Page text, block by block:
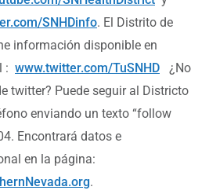
SNHDinfo. El Distrito de
información disponible en
: www.twitter.com/TuSNHD ¿No
twitter? Puede seguir al Districto
enviando un texto “follow
Encontrará datos e
en la página:
.